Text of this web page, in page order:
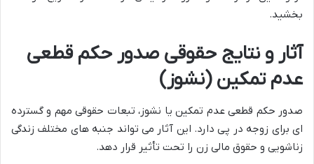
بخشید.
آثار و نتایج حقوقی صدور حکم قطعی
عدم تمکین (نشوز)
صدور حکم قطعی عدم تمکین یا نشوز، تبعات حقوقی مهم و گسترده
ای برای زوجه در پی دارد. این آثار می تواند جنبه های مختلف زندگی
زناشویی و حقوق مالی زن را تحت تأثیر قرار دهد.